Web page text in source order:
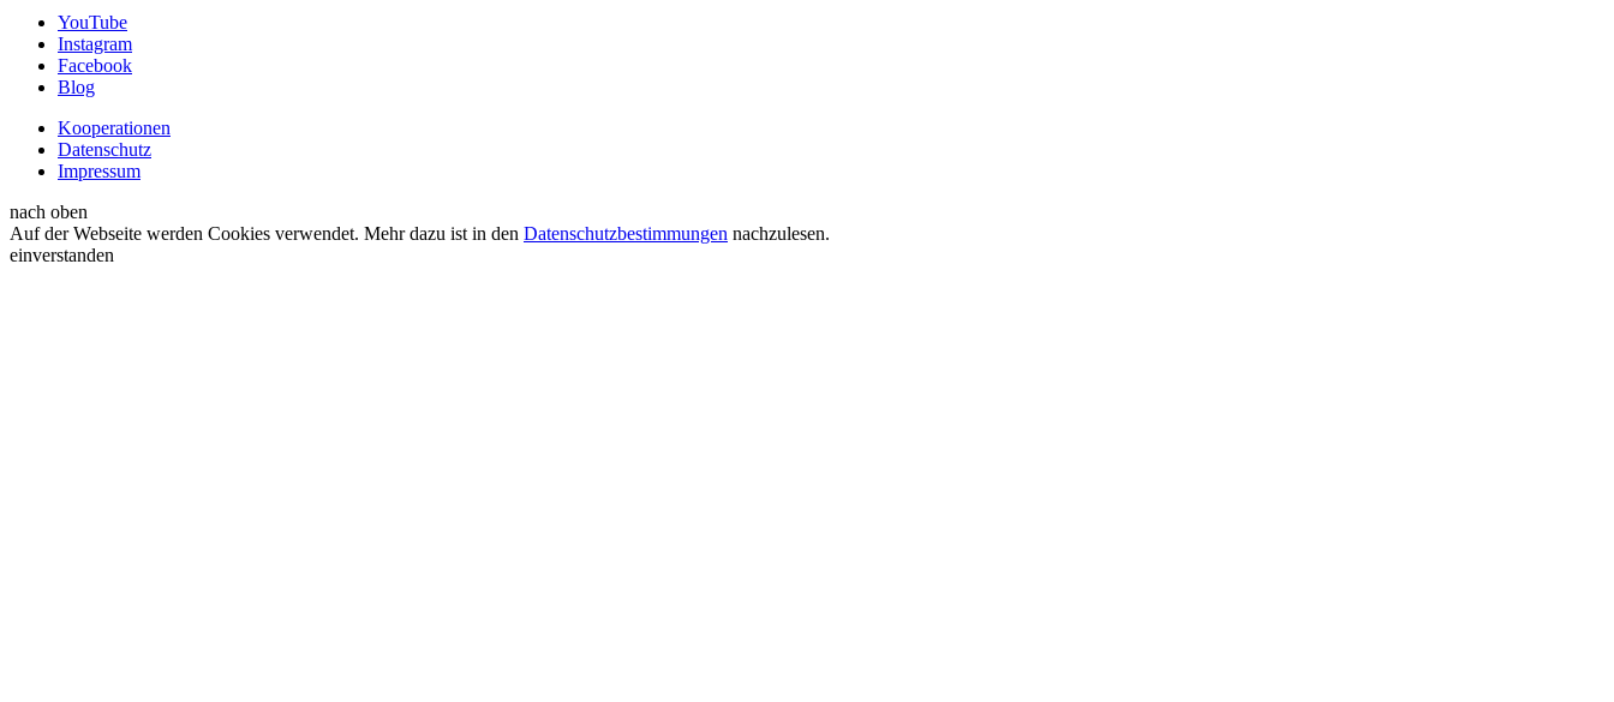
YouTube
Instagram
Facebook
Blog
Kooperationen
Datenschutz
Impressum
nach oben
Auf der Webseite werden Cookies verwendet. Mehr dazu ist in den Datenschutzbestimmungen nachzulesen.
einverstanden